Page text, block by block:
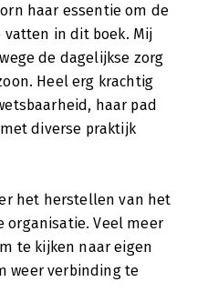
haar essentie om de
in dit boek. Mij
de dagelijkse zorg
Heel erg krachtig
haar pad
diverse praktijk
het herstellen van het
organisatie. Veel meer
te kijken naar eigen
weer verbinding te